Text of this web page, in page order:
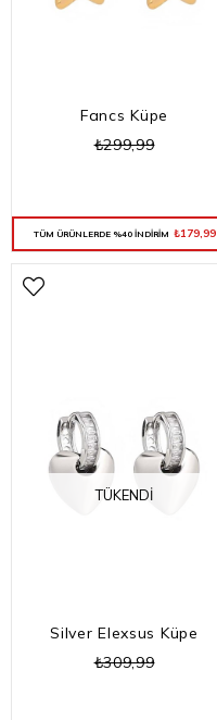
Fancs Küpe
₺299,99
TÜM ÜRÜNLERDE %40 İNDİRİM ₺179,99
TÜKENDI
Silver Elexsus Küpe
₺309,99